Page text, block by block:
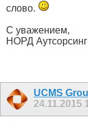
слово.
С уважением,
НОРД Аутсорсинг
UCMS
24.11.2015